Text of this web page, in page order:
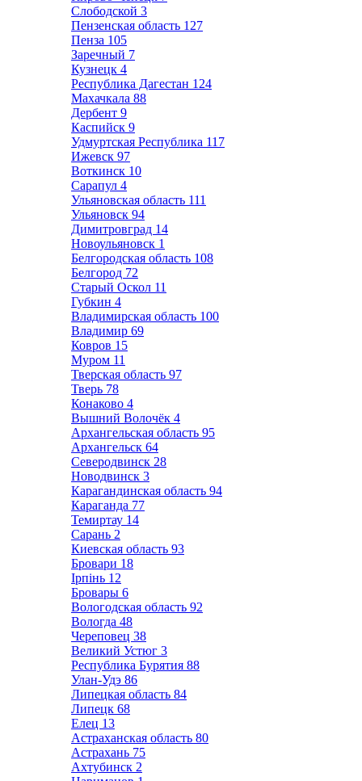
Слободской 3
Пензенская область 127
Пенза 105
Заречный 7
Кузнецк 4
Республика Дагестан 124
Махачкала 88
Дербент 9
Каспийск 9
Удмуртская Республика 117
Ижевск 97
Воткинск 10
Сарапул 4
Ульяновская область 111
Ульяновск 94
Димитровград 14
Новоульяновск 1
Белгородская область 108
Белгород 72
Старый Оскол 11
Губкин 4
Владимирская область 100
Владимир 69
Ковров 15
Муром 11
Тверская область 97
Тверь 78
Конаково 4
Вышний Волочёк 4
Архангельская область 95
Архангельск 64
Северодвинск 28
Новодвинск 3
Карагандинская область 94
Караганда 77
Темиртау 14
Сарань 2
Киевская область 93
Бровари 18
Ірпінь 12
Бровары 6
Вологодская область 92
Вологда 48
Череповец 38
Великий Устюг 3
Республика Бурятия 88
Улан-Удэ 86
Липецкая область 84
Липецк 68
Елец 13
Астраханская область 80
Астрахань 75
Ахтубинск 2